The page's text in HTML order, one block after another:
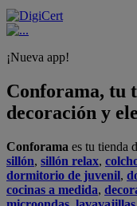
¡Nueva app!
Conforama, tu
decoración y
Conforama es tu tienda
sillón, sillón relax,
dormitorio de juvenil,
cocinas a medida,